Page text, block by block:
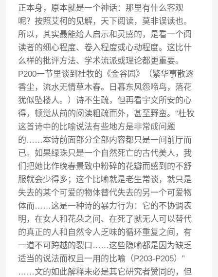
正本身，原本就是一个神话：那里有什么客观
呢？按照艾柯的见解，天下阅读，莫非误读也。
所以，其实最能给人启示和灵感的，是看一个阅
读者的细心程度、卷入程度或心动程度。这比什
么样的批评方法、学术流派或理论都更重要。
P200一节里谈到杜牧的《金谷园》（繁华事散逐
香尘，流水无情草木春。日暮东风怨啼鸟，落花
犹似坠楼人。）诗不生疏，但再看宇文所安的心
得，顿觉从前的阅读粗疏而外，甚至野蛮。“杜牧
这首诗中的比喻说法有些地方是非常成问题
的……本诗前面部分全部内容都只是一间前厅而
已。如果绿珠只是一个自然死亡的古代美人，我
们把她比作晚春景致中粉碎的花瓣而感到的不舒
服就会少得多；这个比喻就是老生常谈，就只是
失去的某个可爱的物体替代失去的另一个可爱物
体而……这是一种诗的暴力行为：它的不协调表
明，在女人和花朵之间、在死了就无人可以替代
的真正的人和自然令人乏味的循环重复之间，有
一道不可跨越的裂口……这些隐喻都是因为缺乏
适当的说法而权且一用的比喻（P203-P205）”
……文的如此解释未必是其它研究者赞同的，但